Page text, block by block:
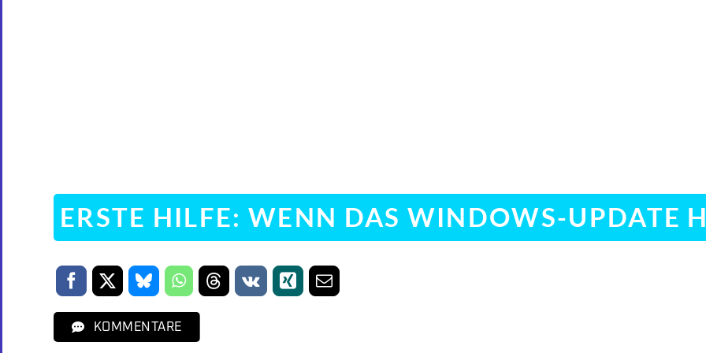
ERSTE HILFE: WENN DAS WINDOWS-UPDATE
KOMMENTARE